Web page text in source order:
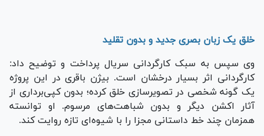
خلق یک زبان بصری جدید و بدون تقلید
وی سپس به سبک کارگردانی سریال پرداخت و توضیح داد:
کارگردانی اثر بسیار درخشان است. بیژن باقری در این پروژه
یک گونه شخصی در تصویرسازی خلق کرده؛ بدون کپی‌برداری از
آثار اکشن دیگر و بدون شباهت‌های مرسوم. او توانسته
همزمان چند خط داستانی مجزا را با شیوه‌ای تازه روایت کند.